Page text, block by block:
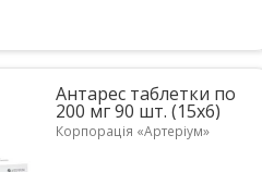
Антарес таблетки по
200 мг 90 шт. (15х6)
Корпорація «Артеріум»